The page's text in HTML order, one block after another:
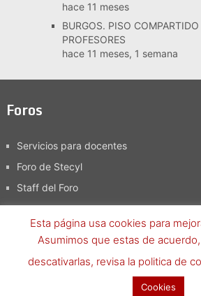
hace 11 meses
BURGOS. PISO COMPARTIDO
PROFESORES
hace 11 meses, 1 semana
Foros
Servicios para docentes
Foro de Stecyl
Staff del Foro
Foro SteCyL-iCopyright ©
-Política de
política de cookies Volver
Esta página usa cookies para
Asumimos que estas de
descativarlas, revisa la politica de
Cookies